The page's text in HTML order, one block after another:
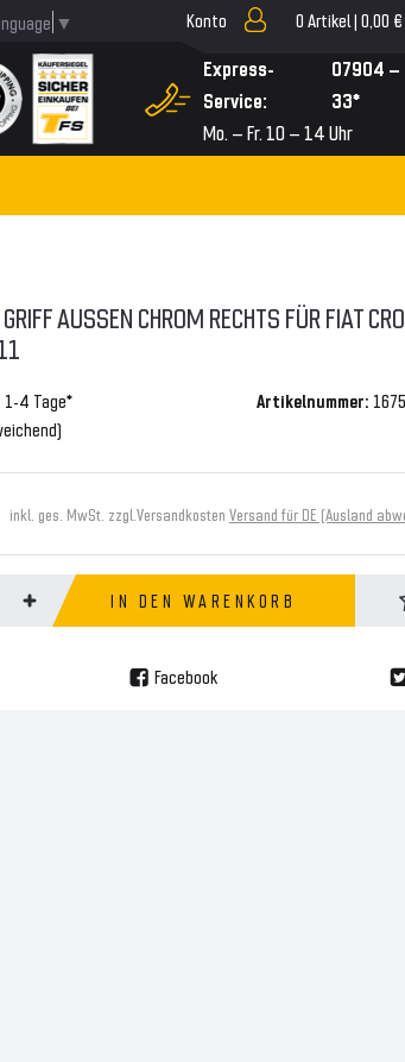
▼ Konto 0 Artikel | 0,00 €
Express-
Service:
07904
33*
Mo. – Fr. 10 – 14 Uhr
AUSSEN CHROM RECHTS FÜR FIAT
4 Tage*
Artikelnummer:
inkl. ges. MwSt. zzgl. Versandkosten Versand für DE (Ausland
IN DEN WARENKORB
Facebook